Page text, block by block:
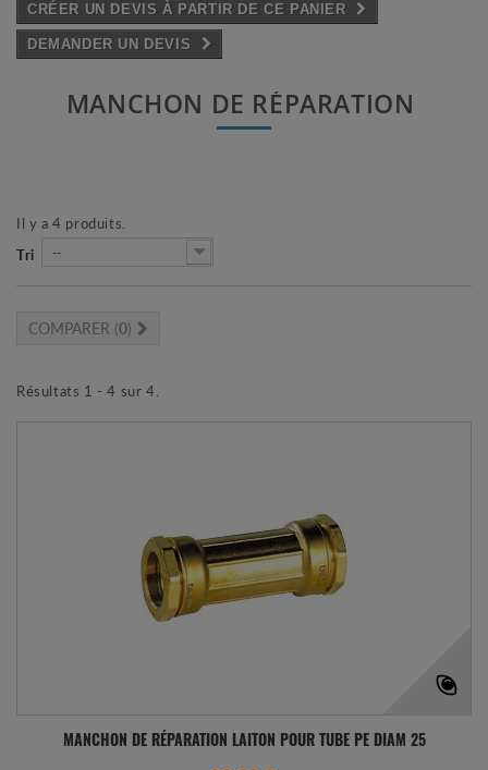
CRÉER UN DEVIS À PARTIR DE CE PANIER
DEMANDER UN DEVIS
MANCHON DE RÉPARATION
Il y a 4 produits.
Tri
--
COMPARER (0)
Résultats 1 - 4 sur 4.
MANCHON DE RÉPARATION LAITON POUR TUBE PE DIAM 25